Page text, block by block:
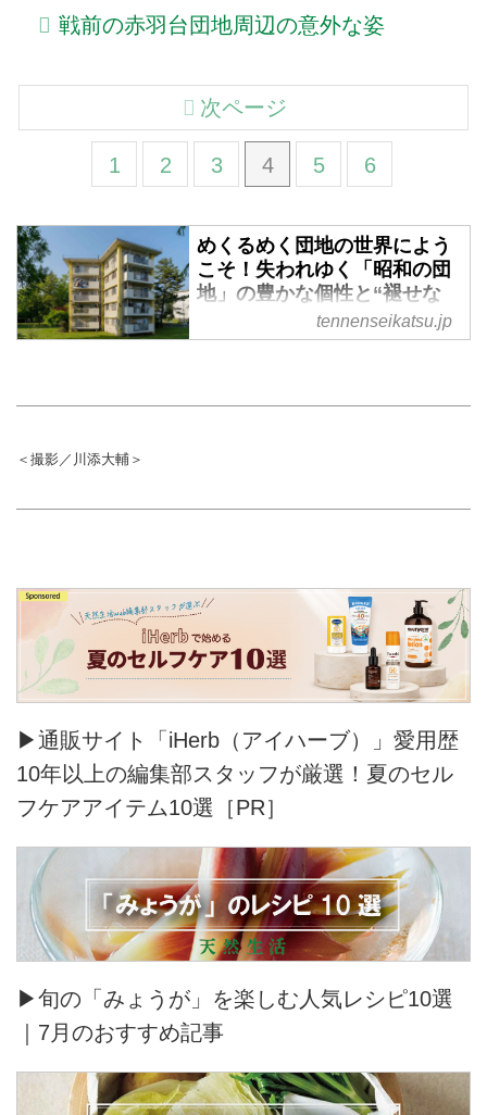
戦前の赤羽台団地周辺の意外な姿
1 2 3 4 5 6
次ページ
めくるめく団地の世界によう
こそ！失われゆく「昭和の団
地」の豊かな個性と“褪せな
い”魅力を団地マニア暦26年
のスタッフが紹介 - 天然生活
ーが止まらない！？「スキップ廊
下型」などを徹底解説。暴走する
マニアと冷静な現実派、ふたりの
おしゃべりから広がる、めくるめ
く団地の世界をお届けします。
tennenseikatsu.jp
＜撮影／川添大輔＞
▶通販サイト「iHerb（アイハーブ）」愛用歴
10年以上の編集部スタッフが厳選！夏のセル
フケアアイテム10選［PR］
▶旬の「みょうが」を楽しむ人気レシピ10選
｜7月のおすすめ記事